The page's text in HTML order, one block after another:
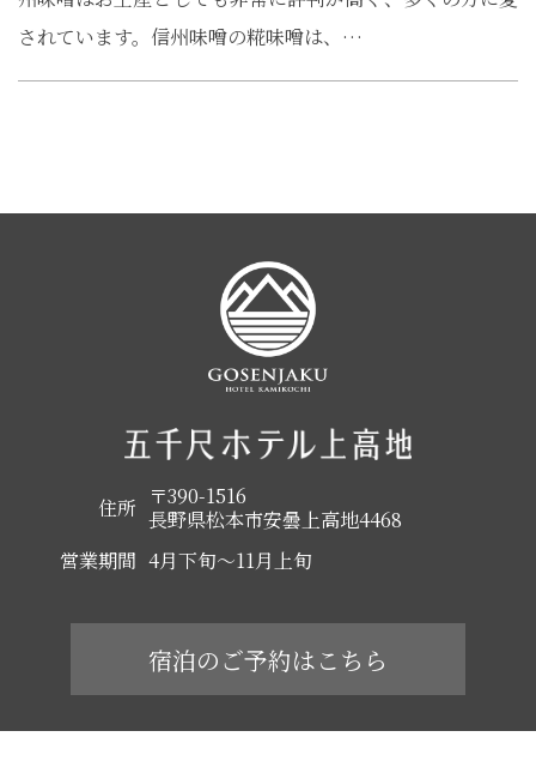
されています。信州味噌の糀味噌は、…
住所
〒390-1516
長野県松本市安曇上高地4468
営業期間 4月下旬～11月上旬
宿泊のご予約はこちら